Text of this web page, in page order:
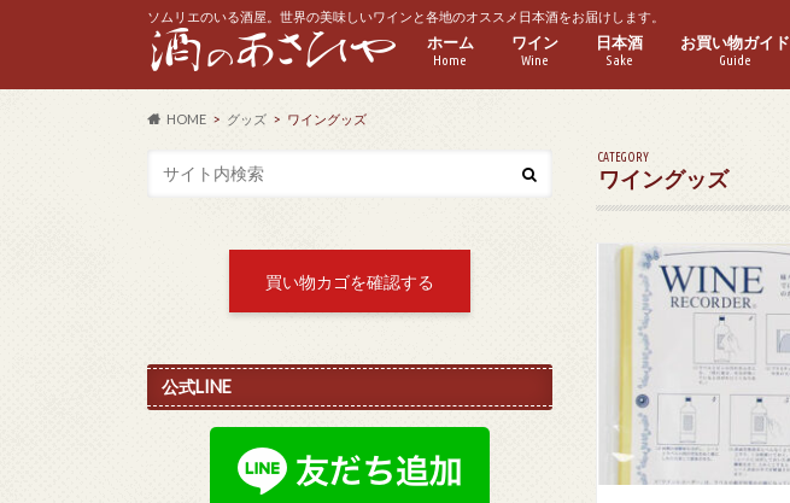
ソムリエのいる酒屋。世界の美味しいワインと各地のオススメ日本酒をお届けします。
ホーム
Home
ワイン
Wine
日本酒
Sake
お買い物ガイド
Guide
HOME グッズ ワイングッズ
CATEGORY
ワイングッズ
買い物カゴを確認する
公式LINE